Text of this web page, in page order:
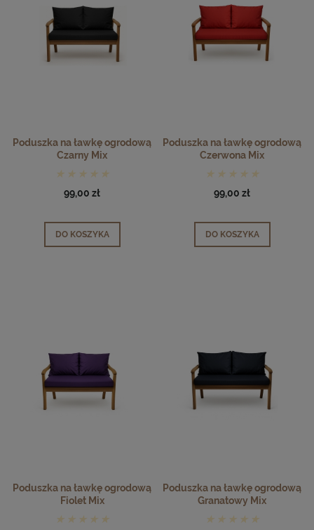
Poduszka na ławkę ogrodową
Czarny Mix
99,00 zł
DO KOSZYKA
Poduszka na ławkę ogrodową
Czerwona Mix
99,00 zł
DO KOSZYKA
Poduszka na ławkę ogrodową
Fiolet Mix
Poduszka na ławkę ogrodową
Granatowy Mix